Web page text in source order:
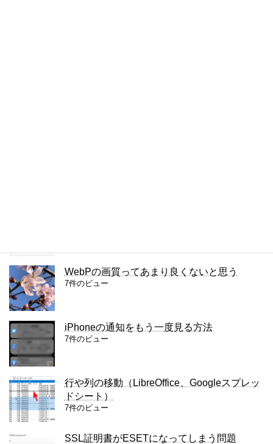
WebPの画質ってあまり良くないと思う
7件のビュー
iPhoneの通知をもう一度見る方法
7件のビュー
行や列の移動（LibreOffice、Googleスプレッ
ドシート）
7件のビュー
SSL証明書がESETになってしまう問題